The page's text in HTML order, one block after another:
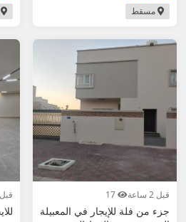
مسقط
قبل 2 ساعة
جزء من فلة للإيجار في المعبيلة
قبل 2 ساعة